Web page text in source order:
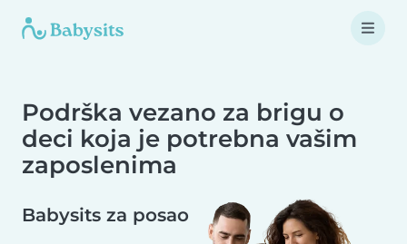
Podrška vezano za brigu o
deci koja je potrebna vašim
zaposlenima
Babysits za posao